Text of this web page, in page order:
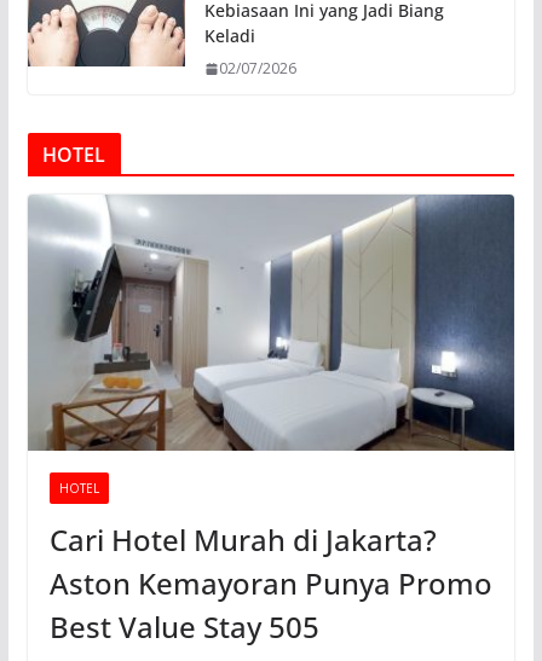
Kebiasaan Ini yang Jadi Biang
Keladi
02/07/2026
HOTEL
HOTEL
Cari Hotel Murah di Jakarta?
Aston Kemayoran Punya Promo
Best Value Stay 505